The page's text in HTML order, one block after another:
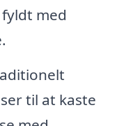
med
til at kaste